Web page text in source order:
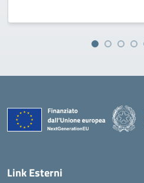
Link Esterni